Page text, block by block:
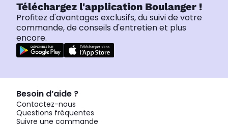
Téléchargez l'application Boulanger !
Profitez d'avantages exclusifs, du suivi de votre
commande, de conseils d'entretien et plus
encore.
Besoin d’aide ?
Contactez-nous
Questions fréquentes
Suivre une commande